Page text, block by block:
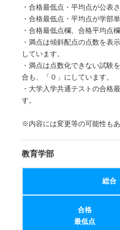
・合格最低点・平均点が公表
・合格最低点・平均点が学部
・合格最低点欄、合格平均点
・満点は傾斜配点の点数を表
しています。
・満点は点数化できない試験
合も、「０」にしています。
・大学入学共通テストの合格
す。
※内容には変更等の可能性も
教育学部
総合
合格
最低点